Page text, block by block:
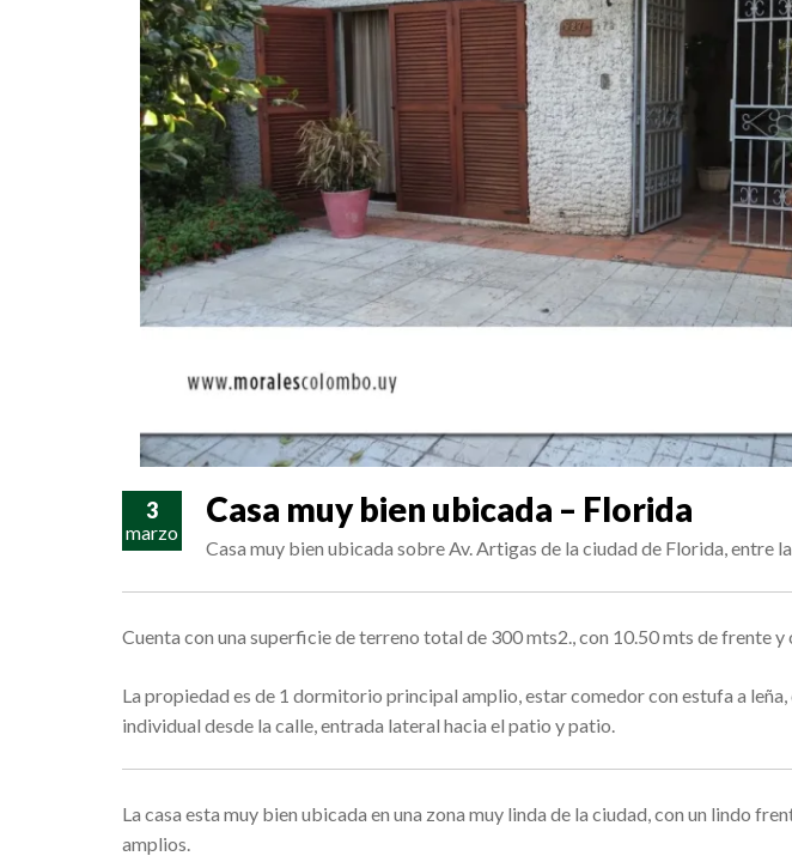
3
marzo
Casa muy bien ubicada – Florida
Casa muy bien ubicada sobre Av. Artigas de la ciudad de Florida, entre
Cuenta con una superficie de terreno total de 300 mts2., con 10.50 mts de frente
La propiedad es de 1 dormitorio principal amplio, estar comedor con estufa a
individual desde la calle, entrada lateral hacia el patio y patio.
La casa esta muy bien ubicada en una zona muy linda de la ciudad, con un lindo
amplios.